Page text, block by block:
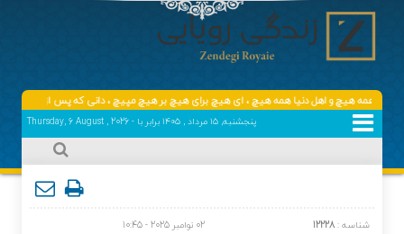
همه هیچ و اهل دنیا همه هیچ ، ‌ای هیچ برای هیچ بر هیچ مپیچ ، دانی که پس از عمر چه ماند
پنجشنبه, ۱۵ مرداد , ۱۴۰۵ برابر با - Thursday, 6 August , 2026
شناسه :12228
02 نوامبر 2025 - 10:45